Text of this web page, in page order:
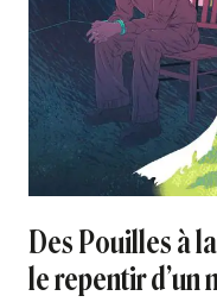
Des Pouilles à
le repentir d’un